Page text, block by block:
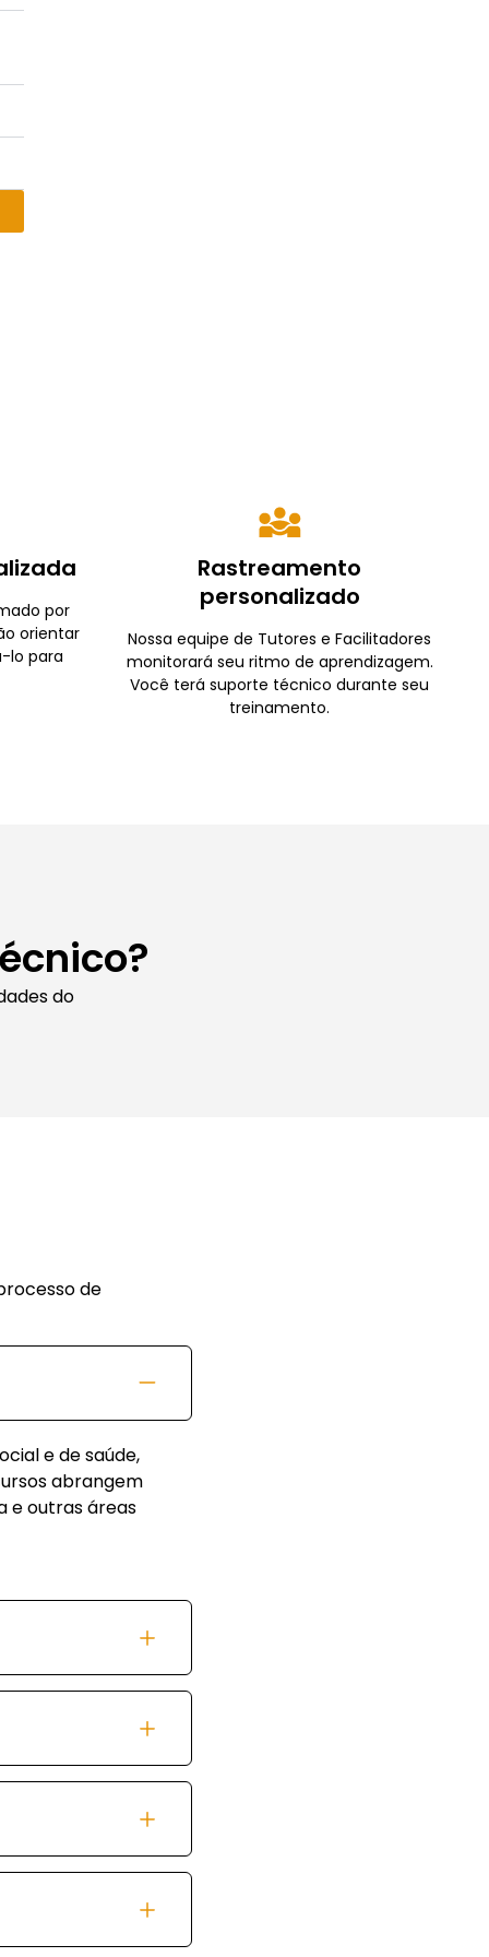
por
orientar
lo para
Rastreamento
personalizado
Nossa equipe de Tutores e Facilitadores
monitorará seu ritmo de aprendizagem.
Você terá suporte técnico durante seu
treinamento.
do
de
e de saúde,
abrangem
e outras áreas